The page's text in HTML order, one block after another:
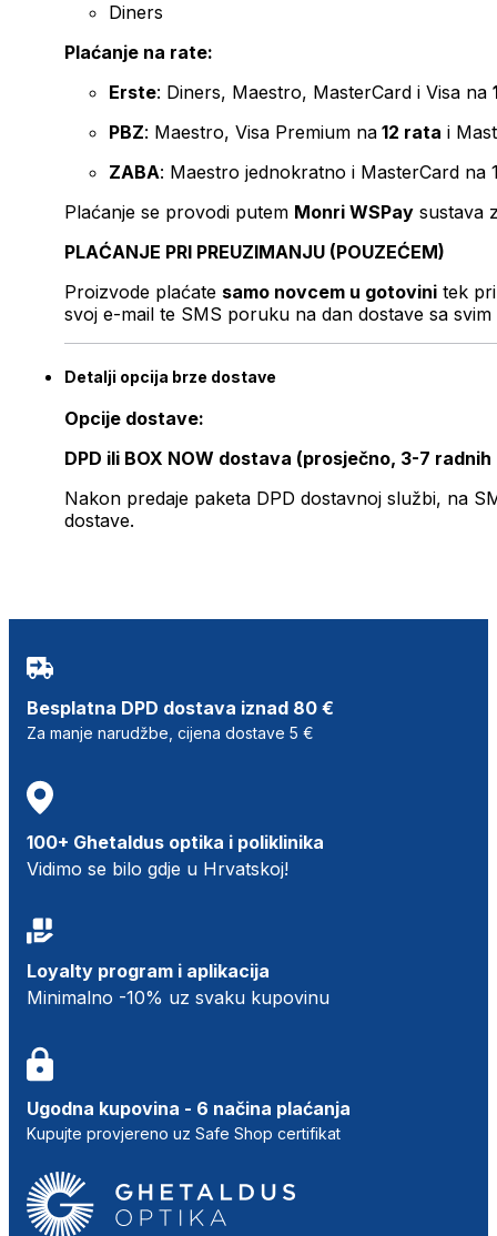
Diners
Plaćanje na rate:
Erste: Diners, Maestro, MasterCard i Visa na
PBZ: Maestro, Visa Premium na 12 rata i
ZABA: Maestro jednokratno i MasterCard na
Plaćanje se provodi putem Monri WSPay sustava
PLAĆANJE PRI PREUZIMANJU (POUZEĆEM)
Proizvode plaćate samo novcem u gotovini tek
svoj e-mail te SMS poruku na dan dostave sa svim
Detalji opcija brze dostave
Opcije dostave:
DPD ili BOX NOW dostava (prosječno, 3-7 radnih
Nakon predaje paketa DPD dostavnoj službi, na
dostave.
Besplatna DPD dostava iznad 80 €
Za manje narudžbe, cijena dostave 5 €
100+ Ghetaldus optika i poliklinika
Vidimo se bilo gdje u Hrvatskoj!
Loyalty program i aplikacija
Minimalno -10% uz svaku kupovinu
Ugodna kupovina - 6 načina plaćanja
Kupujte provjereno uz Safe Shop certifikat